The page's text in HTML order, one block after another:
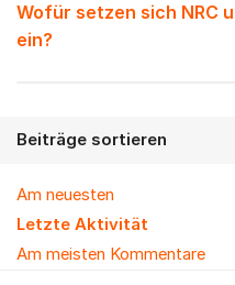
Wofür setzen sich NRC
ein?
Beiträge sortieren
Am neuesten
Letzte Aktivität
Am meisten Kommentare